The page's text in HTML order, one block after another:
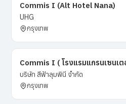
Commis I (Alt Hotel Nana)
UHG
กรุงเทพ
Commis I ( โรงแรมแกรนเซนเ
บริษัท สีฟ้าลุมพินี จำกัด
กรุงเทพ